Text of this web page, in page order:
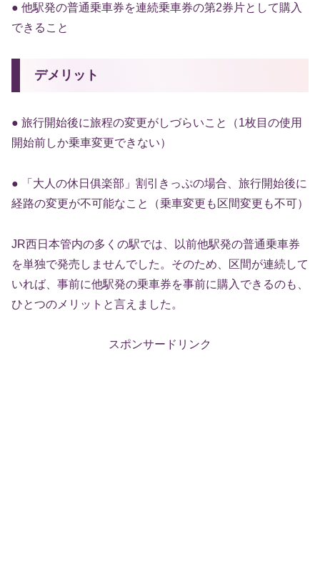
● 他駅発の普通乗車券を連続乗車券の第2券片として購入
できること
デメリット
● 旅行開始後に旅程の変更がしづらいこと（1枚目の使用
開始前しか乗車変更できない）
● 「大人の休日俱楽部」割引きっぷの場合、旅行開始後に
経路の変更が不可能なこと（乗車変更も区間変更も不可）
JR西日本管内の多くの駅では、以前他駅発の普通乗車券
を単独で発売しませんでした。そのため、区間が連続して
いれば、事前に他駅発の乗車券を事前に購入できるのも、
ひとつのメリットと言えました。
スポンサードリンク